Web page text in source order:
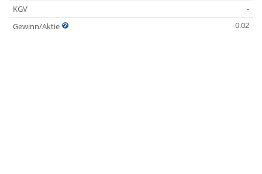
KGV
-
Gewinn/Aktie
-0.02